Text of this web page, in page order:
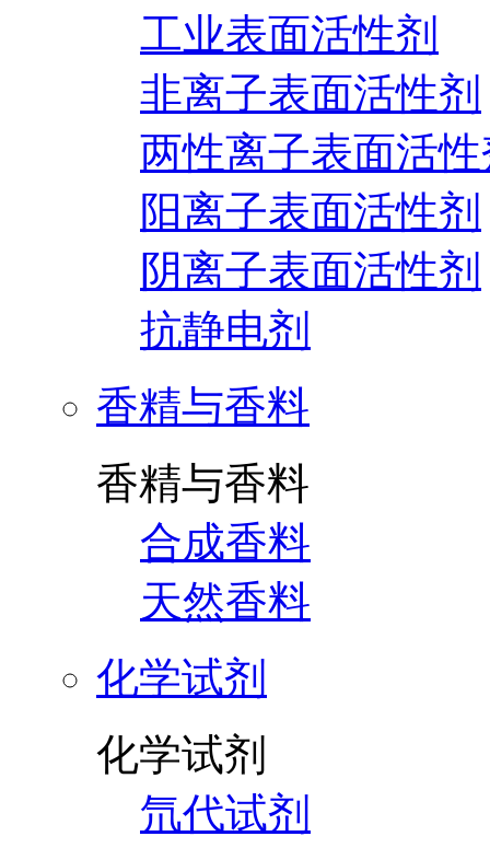
工业表面活性剂
非离子表面活性剂
两性离子表面活
阳离子表面活性剂
阴离子表面活性剂
抗静电剂
香精与香料
香精与香料
合成香料
天然香料
化学试剂
化学试剂
氘代试剂